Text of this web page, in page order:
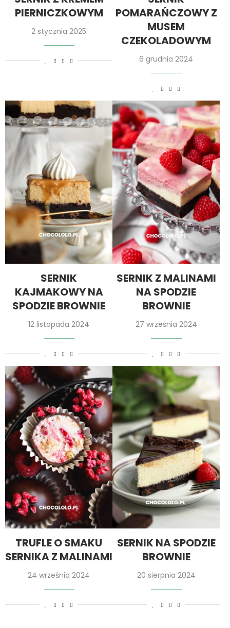
PIERNICZKOWYM
2 stycznia 2025
POMARAŃCZOWY Z
MUSEM
CZEKOLADOWYM
6 grudnia 2024
SERNIK
KAJMAKOWY NA
SPODZIE BROWNIE
12 listopada 2024
SERNIK Z MALINAMI
NA SPODZIE
BROWNIE
27 września 2024
TRUFLE O SMAKU
SERNIKA Z MALINAMI
24 września 2024
SERNIK NA SPODZIE
BROWNIE
20 sierpnia 2024